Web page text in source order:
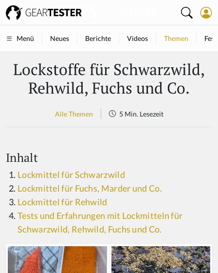
Menü Neues Berichte Videos Themen
Lockstoffe für Schwarzwild,
Rehwild, Fuchs und Co.
Alle Themen 5 Min. Lesezeit
Inhalt
Lockmittel für Schwarzwild
Lockmittel für Fuchs, Marder und Co.
Lockmittel für Rehwild
Tests und Erfahrungen mit Lockmitteln für
Schwarzwild, Rehwild, Fuchs und Co.